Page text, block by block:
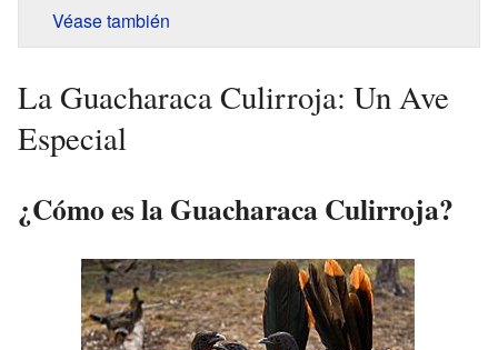
Véase también
La Guacharaca Culirroja: Un Ave
Especial
¿Cómo es la Guacharaca Culirroja?